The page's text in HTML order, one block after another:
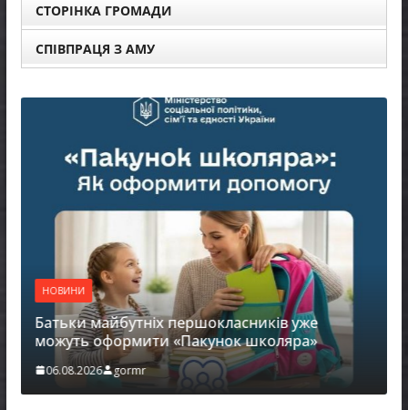
СТОРІНКА ГРОМАДИ
СПІВПРАЦЯ З АМУ
НОВИНИ
Батьки майбутніх першокласників уже
можуть оформити «Пакунок школяра»
06.08.2026 gormr